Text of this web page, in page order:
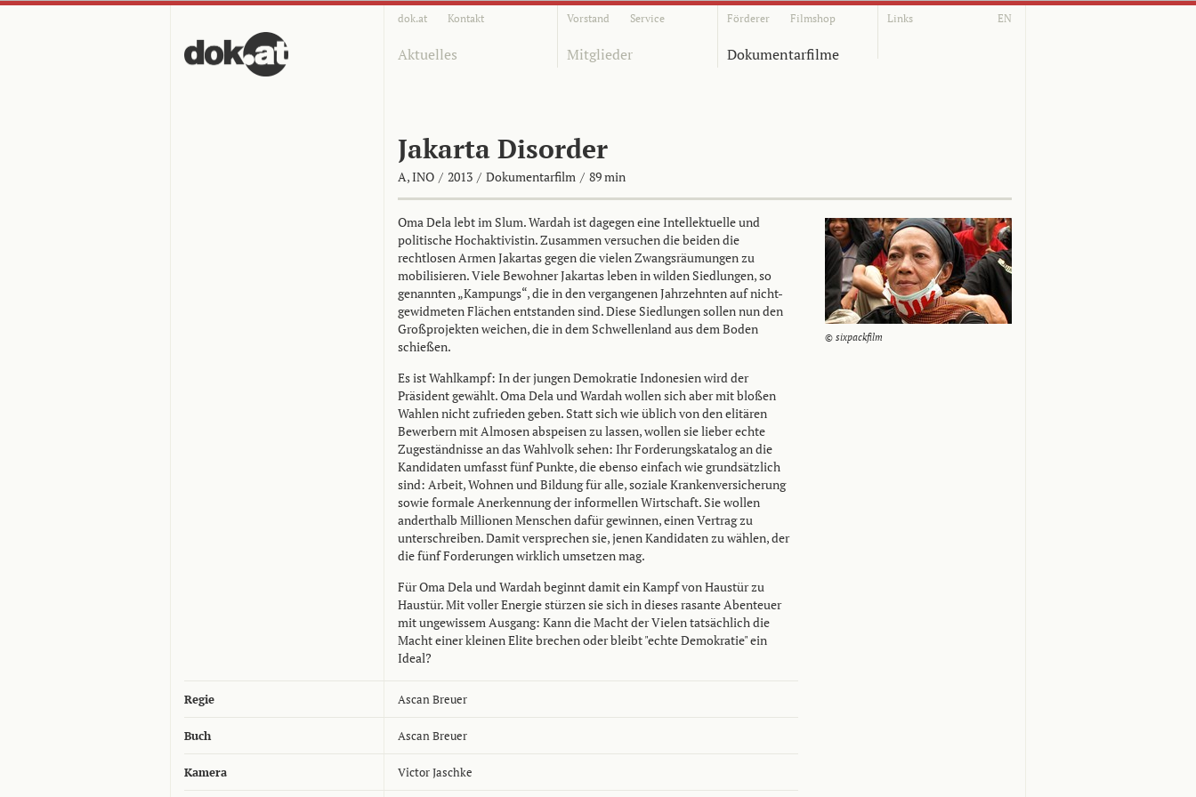
dok.at Kontakt Vorstand Service Förderer Filmshop Links EN
Aktuelles Mitglieder Dokumentarfilme
Jakarta Disorder
A, INO / 2013 / Dokumentarfilm / 89 min
Oma Dela lebt im Slum. Wardah ist dagegen eine Intellektuelle und
politische Hochaktivistin. Zusammen versuchen die beiden die
rechtlosen Armen Jakartas gegen die vielen Zwangsräumungen zu
mobilisieren. Viele Bewohner Jakartas leben in wilden Siedlungen, so
genannten „Kampungs“, die in den vergangenen Jahrzehnten auf nicht-
gewidmeten Flächen entstanden sind. Diese Siedlungen sollen nun den
Großprojekten weichen, die in dem Schwellenland aus dem Boden
schießen.
Es ist Wahlkampf: In der jungen Demokratie Indonesien wird der
Präsident gewählt. Oma Dela und Wardah wollen sich aber mit bloßen
Wahlen nicht zufrieden geben. Statt sich wie üblich von den elitären
Bewerbern mit Almosen abspeisen zu lassen, wollen sie lieber echte
Zugeständnisse an das Wahlvolk sehen: Ihr Forderungskatalog an die
Kandidaten umfasst fünf Punkte, die ebenso einfach wie grundsätzlich
sind: Arbeit, Wohnen und Bildung für alle, soziale Krankenversicherung
sowie formale Anerkennung der informellen Wirtschaft. Sie wollen
anderthalb Millionen Menschen dafür gewinnen, einen Vertrag zu
unterschreiben. Damit versprechen sie, jenen Kandidaten zu wählen, der
die fünf Forderungen wirklich umsetzen mag.
Für Oma Dela und Wardah beginnt damit ein Kampf von Haustür zu
Haustür. Mit voller Energie stürzen sie sich in dieses rasante Abenteuer
mit ungewissem Ausgang: Kann die Macht der Vielen tatsächlich die
Macht einer kleinen Elite brechen oder bleibt "echte Demokratie" ein
Ideal?
Regie Ascan Breuer
Buch Ascan Breuer
Kamera Victor Jaschke
© sixpackfilm